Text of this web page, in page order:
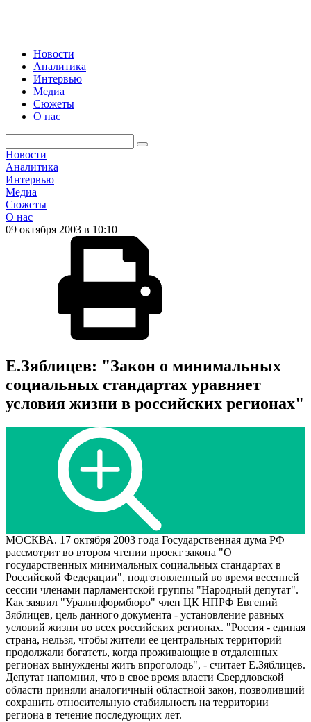
Новости
Аналитика
Интервью
Медиа
Сюжеты
О нас
Новости
Аналитика
Интервью
Медиа
Сюжеты
О нас
09 октября 2003 в 10:10
Е.Зяблицев: "Закон о минимальных
социальных стандартах уравняет
условия жизни в российских регионах"
МОСКВА. 17 октября 2003 года Государственная дума РФ
рассмотрит во втором чтении проект закона "О
государственных минимальных социальных стандартах в
Российской Федерации", подготовленный во время весенней
сессии членами парламентской группы "Народный депутат".
Как заявил "Уралинформбюро" член ЦК НПРФ Евгений
Зяблицев, цель данного документа - установление равных
условий жизни во всех российских регионах. "Россия - единая
страна, нельзя, чтобы жители ее центральных территорий
продолжали богатеть, когда проживающие в отдаленных
регионах вынуждены жить впроголодь", - считает Е.Зяблицев.
Депутат напомнил, что в свое время власти Свердловской
области приняли аналогичный областной закон, позволивший
сохранить относительную стабильность на территории
региона в течение последующих лет.